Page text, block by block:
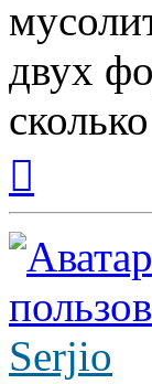
двух
началу
Serjio